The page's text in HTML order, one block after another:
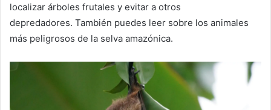
localizar árboles frutales y evitar a otros
depredadores. También puedes leer sobre los animales
más peligrosos de la selva amazónica.